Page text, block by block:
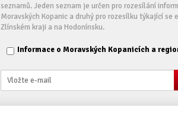
seznamů. Jeden seznam je určen pro rozesílání
Moravských Kopanic a druhý pro rozesílku týkající se
Zlínském kraji a na Hodonínsku.
Informace o Moravských Kopanicích a